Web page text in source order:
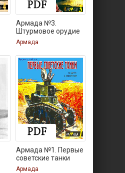
Армада №3.
Штурмовое орудие
Армада
Армада №1. Первые
советские танки
Армада